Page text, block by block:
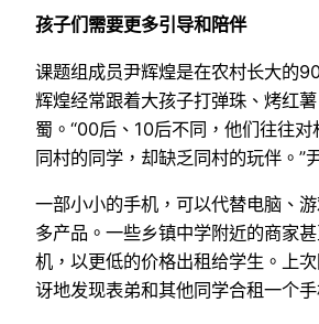
孩子们需要更多引导和陪伴
课题组成员尹辉煌是在农村长大的
辉煌经常跟着大孩子打弹珠、烤红
蜀。“00后、10后不同，他们往往
同村的同学，却缺乏同村的玩伴。”
一部小小的手机，可以代替电脑、
多产品。一些乡镇中学附近的商家
机，以更低的价格出租给学生。上
讶地发现表弟和其他同学合租一个